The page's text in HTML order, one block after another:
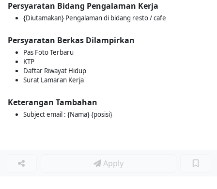
Persyaratan Bidang Pengalaman Kerja
{Diutamakan} Pengalaman di bidang resto / cafe
Persyaratan Berkas Dilampirkan
Pas Foto Terbaru
KTP
Daftar Riwayat Hidup
Surat Lamaran Kerja
Keterangan Tambahan
Subject email : {Nama} {posisi}
Apply